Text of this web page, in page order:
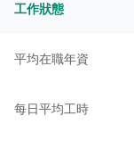
工作狀態
平均在職年資
每日平均工時